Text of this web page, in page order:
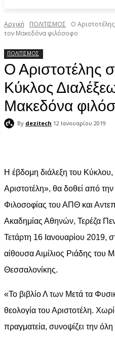
Αρχική ΠΟΛΙΤΙΣΜΟΣ
Ο
τον Μακεδόνα φιλόσοφο
ΠΟΛΙΤΙΣΜΟΣ
Ο Αριστοτέλης
Κύκλος
Μακεδόνα
By dezitech 12 Ιανουαρίου 2019
Η έβδομη διάλεξη του Κύκλου,
Αριστοτέλη», θα δοθεί από
Φιλοσοφίας του ΑΠΘ και
Ακαδημίας Αθηνών, Τερέζα
Τετάρτη 16 Ιανουαρίου 2019,
αίθουσα Αιμίλιος Ριάδης του
Θεσσαλονίκης.
«Το βιβλίο Λ των Μετά τα
θεολογία του Αριστοτέλη.
πραγματεία, συνοψίζει την